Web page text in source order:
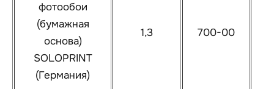
фотообои
(бумажная
основа)
SOLOPRINT
(Германия)
1,3 700-00